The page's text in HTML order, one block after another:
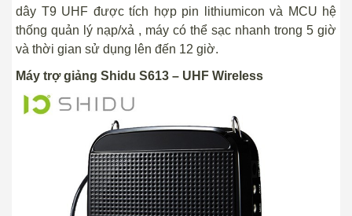
dây T9 UHF được tích hợp pin lithiumicon và MCU hệ
thống quản lý nạp/xả , máy có thể sạc nhanh trong 5 giờ
và thời gian sử dụng lên đến 12 giờ.
Máy trợ giảng Shidu S613 – UHF Wireless